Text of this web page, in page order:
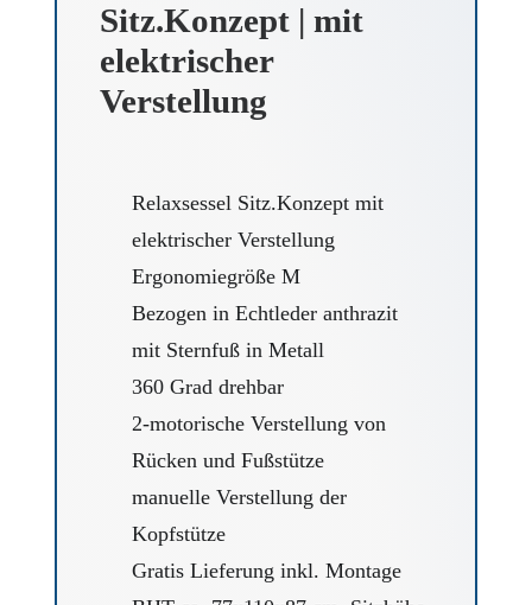
Sitz.Konzept | mit
elektrischer
Verstellung
Relaxsessel Sitz.Konzept mit
elektrischer Verstellung
Ergonomiegröße M
Bezogen in Echtleder anthrazit
mit Sternfuß in Metall
360 Grad drehbar
2-motorische Verstellung von
Rücken und Fußstütze
manuelle Verstellung der
Kopfstütze
Gratis Lieferung inkl. Montage